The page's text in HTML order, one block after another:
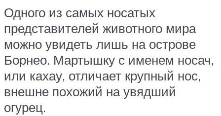
Одного из самых носатых
представителей животного мира
можно увидеть лишь на острове
Борнео. Мартышку с именем носач,
или кахау, отличает крупный нос,
внешне похожий на увядший
огурец.